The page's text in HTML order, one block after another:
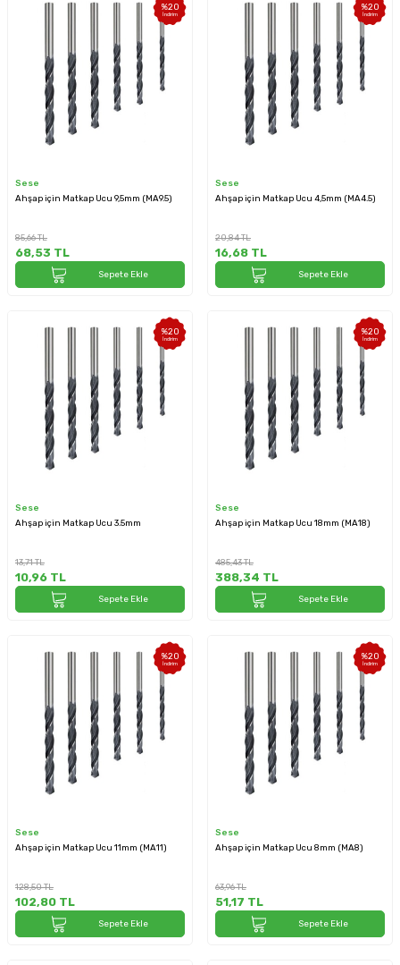
%20
İndirim
Sese
Ahşap için Matkap Ucu 9,5mm (MA9.5)
85,66TL
68,53 TL
Sepete Ekle
%20
İndirim
Sese
Ahşap için Matkap Ucu 4,5mm (MA4.5)
20,84TL
16,68 TL
Sepete Ekle
%20
İndirim
Sese
Ahşap için Matkap Ucu 3.5mm
13,71TL
10,96 TL
Sepete Ekle
%20
İndirim
Sese
Ahşap için Matkap Ucu 18mm (MA18)
485,43TL
388,34 TL
Sepete Ekle
%20
İndirim
Sese
Ahşap için Matkap Ucu 11mm (MA11)
128,50TL
102,80 TL
Sepete Ekle
%20
İndirim
Sese
Ahşap için Matkap Ucu 8mm (MA8)
63,96TL
51,17 TL
Sepete Ekle